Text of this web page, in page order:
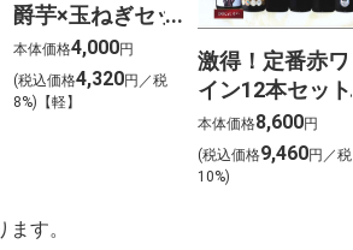
爵芋×玉ねぎセッ
ト 各5kg【北海
道ご予約 】※10
月16日以降順次
本体価格4,000円
(税込価格4,320円／税
8%)【軽】
激得！定番赤ワ
イン12本セット
本体価格8,600円
(税込価格9,460円／税
10%)
す。